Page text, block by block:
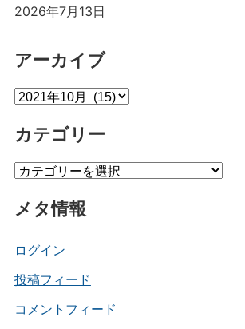
2026年7月13日
アーカイブ
ア
カ
ブ
カテゴリー
カ
ゴ
ー
メタ情報
ログイン
投稿フィード
コメントフィード